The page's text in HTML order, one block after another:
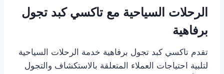
الرحلات السياحية مع تاكسي كبد تجول
برفاهية
تقدم تاكسي كبد تجول برفاهية خدمة الرحلات السياحية
لتلبية احتياجات العملاء المتعلقة بالاستكشاف والتجول